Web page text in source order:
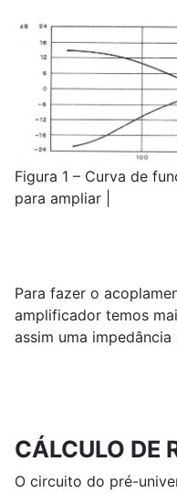
Figura 1 – Curva de
para ampliar |
Para fazer o
amplificador temos
assim uma
CÁLCULO DE
O circuito do pré-